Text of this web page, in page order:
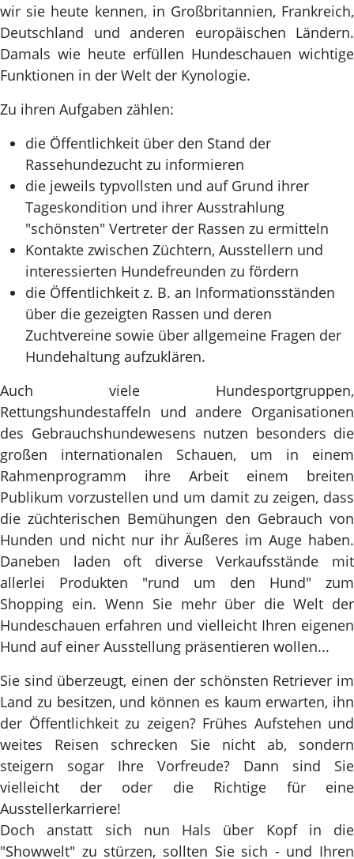
wir sie heute kennen, in Großbritannien, Frankreich,
Deutschland und anderen europäischen Ländern.
Damals wie heute erfüllen Hundeschauen wichtige
Funktionen in der Welt der Kynologie.
Zu ihren Aufgaben zählen:
die Öffentlichkeit über den Stand der
Rassehundezucht zu informieren
die jeweils typvollsten und auf Grund ihrer
Tageskondition und ihrer Ausstrahlung
"schönsten" Vertreter der Rassen zu ermitteln
Kontakte zwischen Züchtern, Ausstellern und
interessierten Hundefreunden zu fördern
die Öffentlichkeit z. B. an Informationsständen
über die gezeigten Rassen und deren
Zuchtvereine sowie über allgemeine Fragen der
Hundehaltung aufzuklären.
Auch viele Hundesportgruppen,
Rettungshundestaffeln und andere Organisationen
des Gebrauchshundewesens nutzen besonders die
großen internationalen Schauen, um in einem
Rahmenprogramm ihre Arbeit einem breiten
Publikum vorzustellen und um damit zu zeigen, dass
die züchterischen Bemühungen den Gebrauch von
Hunden und nicht nur ihr Äußeres im Auge haben.
Daneben laden oft diverse Verkaufsstände mit
allerlei Produkten "rund um den Hund" zum
Shopping ein. Wenn Sie mehr über die Welt der
Hundeschauen erfahren und vielleicht Ihren eigenen
Hund auf einer Ausstellung präsentieren wollen...
Sie sind überzeugt, einen der schönsten Retriever im
Land zu besitzen, und können es kaum erwarten, ihn
der Öffentlichkeit zu zeigen? Frühes Aufstehen und
weites Reisen schrecken Sie nicht ab, sondern
steigern sogar Ihre Vorfreude? Dann sind Sie
vielleicht der oder die Richtige für eine
Ausstellerkarriere!
Doch anstatt sich nun Hals über Kopf in die
"Showwelt" zu stürzen, sollten Sie sich - und Ihren